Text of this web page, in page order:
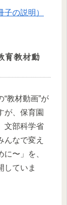
の説明）
育教材動
“教材動画”が
が、保育園
文部科学省
んなで変え
〜」を、
していま